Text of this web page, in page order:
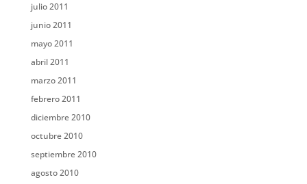
julio 2011
junio 2011
mayo 2011
abril 2011
marzo 2011
febrero 2011
diciembre 2010
octubre 2010
septiembre 2010
agosto 2010